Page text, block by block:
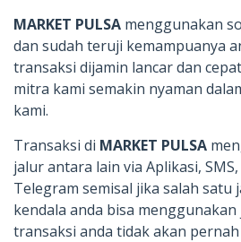
MARKET PULSA menggunakan
dan sudah teruji kemampuanya
transaksi dijamin lancar dan
mitra kami semakin nyaman
kami.
Transaksi di MARKET PULSA
jalur antara lain via Aplikasi,
Telegram semisal jika salah satu
kendala anda bisa
transaksi anda tidak akan